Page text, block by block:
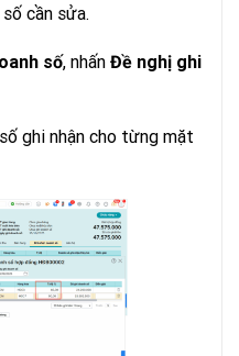
cần sửa.
số, nhấn Đề nghị ghi
ghi nhận cho từng mặt